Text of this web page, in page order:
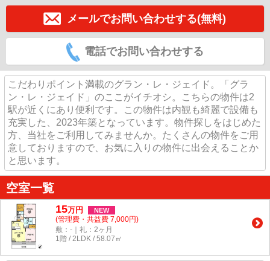
メールでお問い合わせする(無料)
電話でお問い合わせする
こだわりポイント満載のグラン・レ・ジェイド。「グラ
ン・レ・ジェイド」のここがイチオシ。こちらの物件は2
駅が近くにあり便利です。この物件は内観も綺麗で設備も
充実した、2023年築となっています。物件探しをはじめた
方、当社をご利用してみませんか。たくさんの物件をご用
意しておりますので、お気に入りの物件に出会えることか
と思います。
空室一覧
15万円 NEW
(管理費・共益費 7,000円)
敷：-｜礼：2ヶ月
1階 / 2LDK / 58.07㎡